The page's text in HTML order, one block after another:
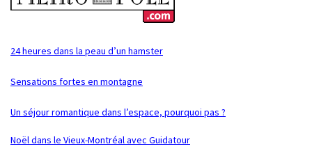
24 heures dans la peau d’un hamster
Sensations fortes en montagne
Un séjour romantique dans l’espace, pourquoi pas ?
Noël dans le Vieux-Montréal avec Guidatour